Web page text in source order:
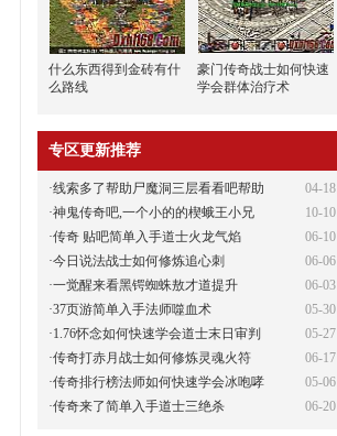
什么东西得到金砖有什
么路线
豪门传奇战士如何快速
学会群体治疗术
专区更新推荐
04-18
·线索多了帮助尸魔洞三层看看吧帮助
10-10
·神鬼传奇吧,一个小的的楔蛾王小兄
06-10
·传奇 贴吧简单入手道士火龙气焰
06-06
·今日说法战士如何修炼追心刺
06-03
·一觉醒来看黑锷蜘蛛敖才道提升
05-30
·37页游简单入手法师噬血术
05-27
·1.76怀念如何快速学会道士末日审判
06-17
·传奇打赤月战士如何修炼灵魂火符
05-06
·传奇排行榜法师如何快速学会冰咆哮
06-20
·传奇来了简单入手道士三绝杀